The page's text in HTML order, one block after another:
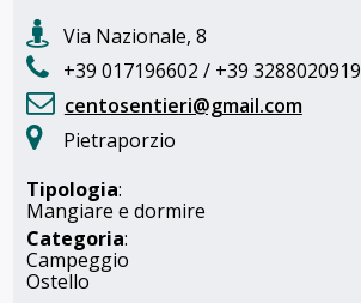
Via Nazionale, 8
+39 017196602 / +39 3288020919
centosentieri@gmail.com
Pietraporzio
Tipologia:
Mangiare e dormire
Categoria:
Campeggio
Ostello